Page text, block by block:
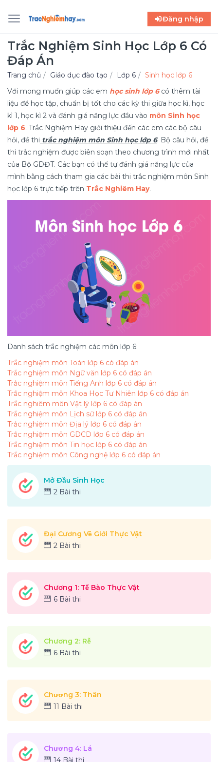
Đăng nhập
Trắc Nghiệm Sinh Học Lớp 6 Có
Đáp Án
Trang chủ Giáo dục đào tạo Lớp 6
Sinh học lớp 6
Với mong muốn giúp các em học sinh lớp 6có thêm tài
liệu để học tập, chuẩn bị tốt cho các kỳ thi giữa học kì, học
kì 1, học kì 2 và đánh giá năng lực đầu vào môn Sinh học
lớp 6. Trắc Nghiệm Hay giới thiệu đến các em các bộ câu
hỏi, đề thi trắc nghiệm môn Sinh học lớp 6. Bộ câu hỏi, đề
thi trắc nghiệm được biên soạn theo chương trình mới nhất
của Bộ GDĐT. Các bạn có thể tự đánh giá năng lực của
mình bằng cách tham gia các bài thi trắc nghiệm môn Sinh
học lớp 6 trực tiếp trên Trắc Nghiêm Hay.
Danh sách trắc nghiệm các môn lớp 6:
Trắc nghiệm môn Toán lớp 6 có đáp án
Trắc nghiệm môn Ngữ văn lớp 6 có đáp án
Trắc nghiệm môn Tiếng Anh lớp 6 có đáp án
Trắc nghiệm môn Khoa Học Tư Nhiên lớp 6 có đáp án
Trắc nghiêm môn Vật lý lớp 6 có đáp án
Trắc nghiệm môn Lịch sử lớp 6 có đáp án
Trắc nghiệm môn Địa lý lớp 6 có đáp án
Trắc nghiệm môn GDCD lớp 6 có đáp án
Trắc nghiệm môn Tin học lớp 6 có đáp án
Trắc nghiệm môn Công nghệ lớp 6 có đáp án
Mở Đầu Sinh Học
2 Bài thi
Đại Cương Về Giới Thực Vật
2 Bài thi
Chương 1: Tế Bào Thực Vật
6 Bài thi
Chương 2: Rễ
6 Bài thi
Chương 3: Thân
11 Bài thi
Chương 4: Lá
14 Bài thi